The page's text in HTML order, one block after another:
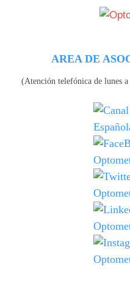
Pasar al contenido principal
AREA DE
(Atención telefónica de lunes a